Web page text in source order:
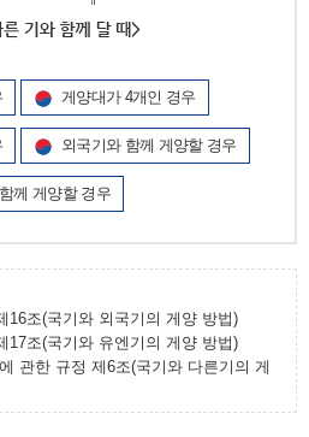
게양대가 4개인 경우
외국기와 함께 게양할 경우
께 게양할 경우
16조(국기와 외국기의 게양 방법)
17조(국기와 유엔기의 게양 방법)
관한 규정 제6조(국기와 다른기의 게